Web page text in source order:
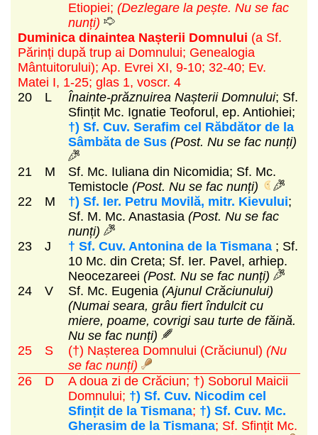
Etiopiei; (Dezlegare la pește. Nu se fac
nunți)
Duminica dinaintea Nașterii Domnului (a Sf.
Părinți după trup ai Domnului; Genealogia
Mântuitorului); Ap. Evrei XI, 9-10; 32-40; Ev.
Matei I, 1-25; glas 1, voscr. 4
20
L Înainte-prăznuirea Nașterii Domnului; Sf.
Sfințit Mc. Ignatie Teoforul, ep. Antiohiei;
†) Sf. Cuv. Serafim cel Răbdător de la
Sâmbăta de Sus (Post. Nu se fac nunți)
21 M
Sf. Mc. Iuliana din Nicomidia; Sf. Mc.
Temistocle (Post. Nu se fac nunți)
22
M †) Sf. Ier. Petru Movilă, mitr. Kievului;
Sf. M. Mc. Anastasia (Post. Nu se fac
nunți)
23
J † Sf. Cuv. Antonina de la Tismana ; Sf.
10 Mc. din Creta; Sf. Ier. Pavel, arhiep.
Neocezareei (Post. Nu se fac nunți)
24
V Sf. Mc. Eugenia (Ajunul Crăciunului)
(Numai seara, grâu fiert îndulcit cu
miere, poame, covrigi sau turte de făină.
Nu se fac nunți)
25
S (†) Nașterea Domnului (Crăciunul) (Nu
se fac nunți)
26
D
A doua zi de Crăciun; †) Soborul Maicii
Domnului; †) Sf. Cuv. Nicodim cel
Sfințit de la Tismana; †) Sf. Cuv. Mc.
Gherasim de la Tismana; Sf. Sfințit Mc.